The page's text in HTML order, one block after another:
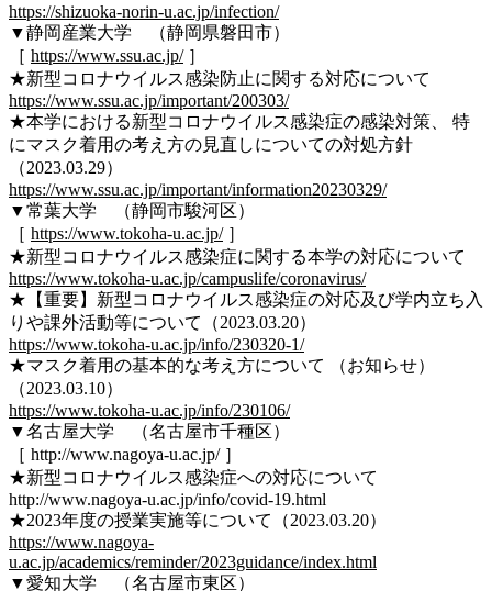
https://shizuoka-norin-u.ac.jp/infection/
▼静岡産業大学 （静岡県磐田市）
［ https://www.ssu.ac.jp/］
★新型コロナウイルス感染防止に関する対応について
https://www.ssu.ac.jp/important/200303/
★本学における新型コロナウイルス感染症の感染対策、 特
にマスク着用の考え方の見直しについての対処方針
（2023.03.29）
https://www.ssu.ac.jp/important/information20230329/
▼常葉大学 （静岡市駿河区）
［ https://www.tokoha-u.ac.jp/］
★新型コロナウイルス感染症に関する本学の対応について
https://www.tokoha-u.ac.jp/campuslife/coronavirus/
★【重要】新型コロナウイルス感染症の対応及び学内立ち入
りや課外活動等について（2023.03.20）
https://www.tokoha-u.ac.jp/info/230320-1/
★マスク着用の基本的な考え方について （お知らせ）
（2023.03.10）
https://www.tokoha-u.ac.jp/info/230106/
▼名古屋大学 （名古屋市千種区）
［ http://www.nagoya-u.ac.jp/ ］
★新型コロナウイルス感染症への対応について
http://www.nagoya-u.ac.jp/info/covid-19.html
★2023年度の授業実施等について（2023.03.20）
https://www.nagoya-
u.ac.jp/academics/reminder/2023guidance/index.html
▼愛知大学 （名古屋市東区）